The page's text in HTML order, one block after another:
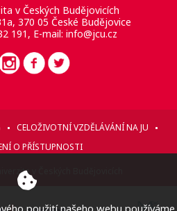
v Českých Budějovicích
370 05 České Budějovice
191, E-mail: info@jcu.cz
CELOŽIVOTNÍ VZDĚLÁVÁNÍ NA JU
O PŘÍSTUPNOSTI
v Českých Budějovicích
použití našeho webu používáme